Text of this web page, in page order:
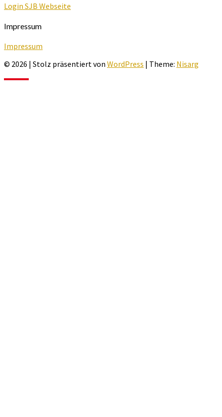
Login SJB Webseite
Impressum
Impressum
© 2026 | Stolz präsentiert von WordPress | Theme: Nisarg